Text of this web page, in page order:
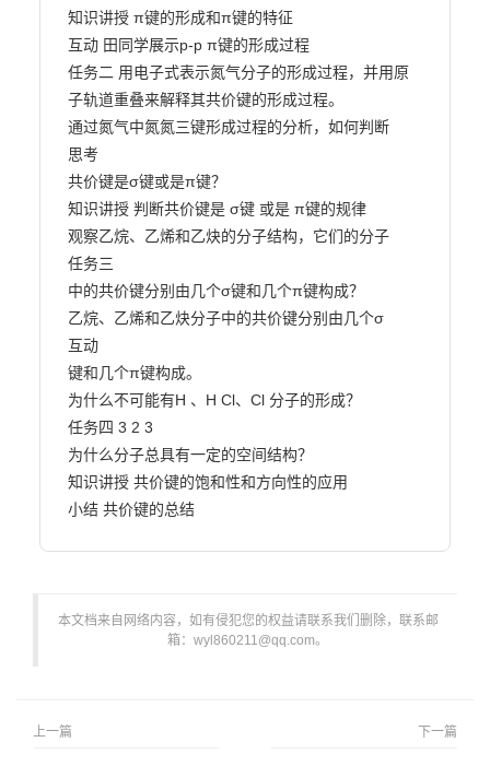
知识讲授 π键的形成和π键的特征
互动 田同学展示p-p π键的形成过程
任务二 用电子式表示氮气分子的形成过程，并用原
子轨道重叠来解释其共价键的形成过程。
通过氮气中氮氮三键形成过程的分析，如何判断
思考
共价键是σ键或是π键？
知识讲授 判断共价键是 σ键 或是 π键的规律
观察乙烷、乙烯和乙炔的分子结构，它们的分子
任务三
中的共价键分别由几个σ键和几个π键构成？
乙烷、乙烯和乙炔分子中的共价键分别由几个σ
互动
键和几个π键构成。
为什么不可能有H 、H Cl、Cl 分子的形成？
任务四 3 2 3
为什么分子总具有一定的空间结构？
知识讲授 共价键的饱和性和方向性的应用
小结 共价键的总结
本文档来自网络内容，如有侵犯您的权益请联系我们删除，联系邮
箱：wyl860211@qq.com。
上一篇 下一篇